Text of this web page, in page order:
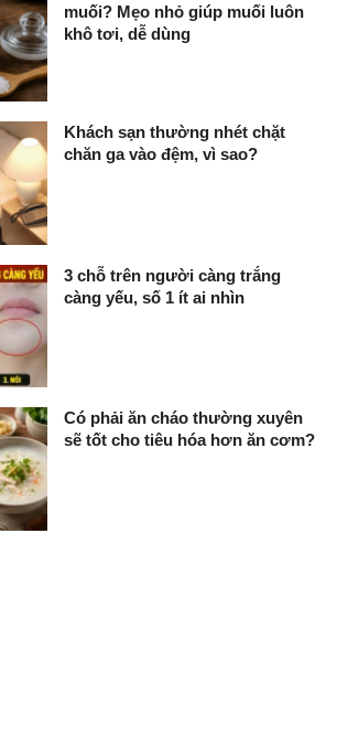
muối? Mẹo nhỏ giúp muối luôn
khô tơi, dễ dùng
Khách sạn thường nhét chặt
chăn ga vào đệm, vì sao?
3 chỗ trên người càng trắng
càng yếu, số 1 ít ai nhìn
Có phải ăn cháo thường xuyên
sẽ tốt cho tiêu hóa hơn ăn cơm?